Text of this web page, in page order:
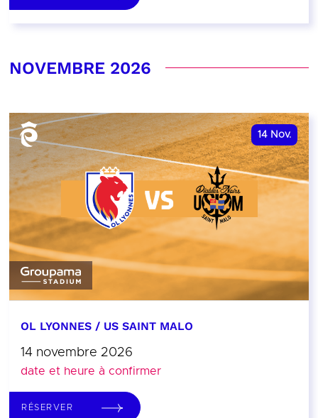
NOVEMBRE 2026
14 Nov.
OL LYONNES / US SAINT MALO
14 novembre 2026
date et heure à confirmer
RÉSERVER